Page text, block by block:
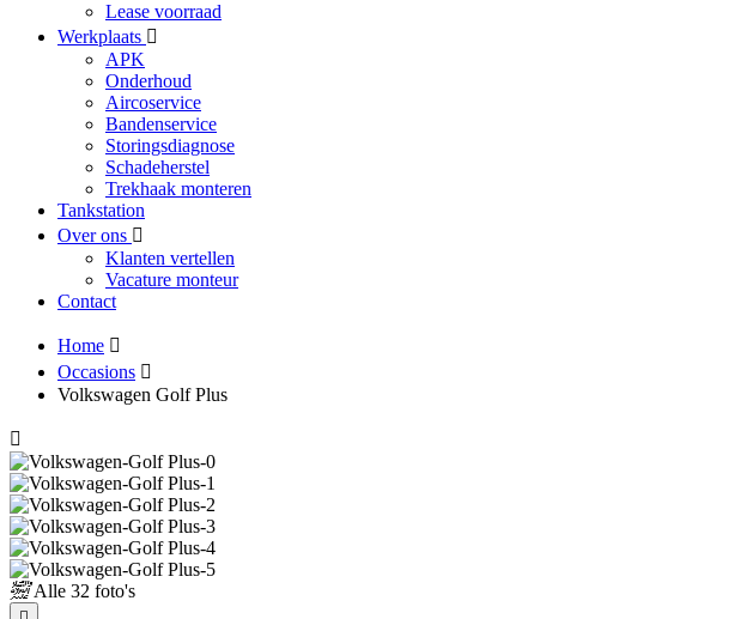
Lease voorraad
Werkplaats
APK
Onderhoud
Aircoservice
Bandenservice
Storingsdiagnose
Schadeherstel
Trekhaak monteren
Tankstation
Over ons
Klanten vertellen
Vacature monteur
Contact
Home
Occasions
Volkswagen Golf Plus
Alle 32 foto's